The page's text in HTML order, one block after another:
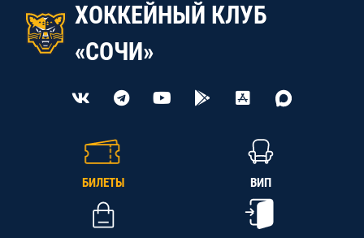
ХОККЕЙНЫЙ КЛУБ
«СОЧИ»
БИЛЕТЫ ВИП